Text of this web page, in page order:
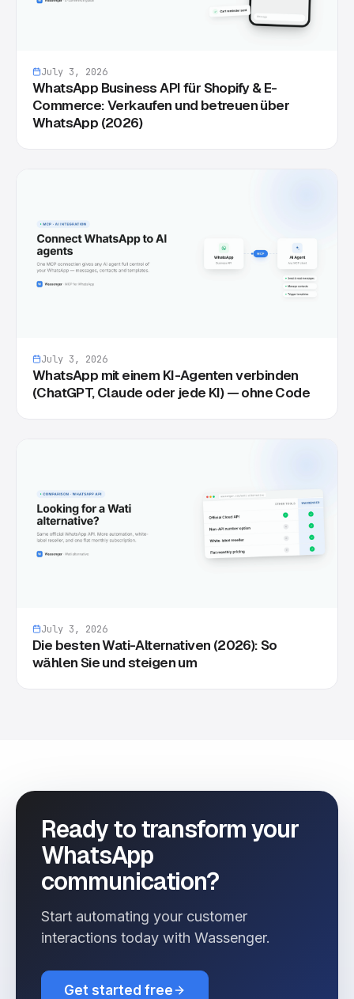
July 3, 2026
WhatsApp Business API für Shopify & E-
Commerce: Verkaufen und betreuen über
WhatsApp (2026)
July 3, 2026
WhatsApp mit einem KI-Agenten verbinden
(ChatGPT, Claude oder jede KI) — ohne Code
July 3, 2026
Die besten Wati-Alternativen (2026): So
wählen Sie und steigen um
Ready to transform your
WhatsApp
communication?
Start automating your customer
interactions today with Wassenger.
Get started free